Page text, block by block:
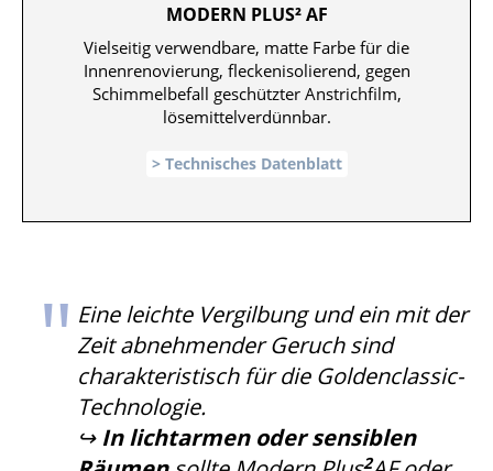
MODERN PLUS² AF
Vielseitig verwendbare, matte Farbe für die
Innenrenovierung, fleckenisolierend, gegen
Schimmelbefall geschützter Anstrichfilm,
lösemittelverdünnbar.
Technisches Datenblatt
Eine leichte Vergilbung und ein mit der
Zeit abnehmender Geruch sind
charakteristisch für die Goldenclassic-
Technologie.
↪ In lichtarmen oder sensiblen
2